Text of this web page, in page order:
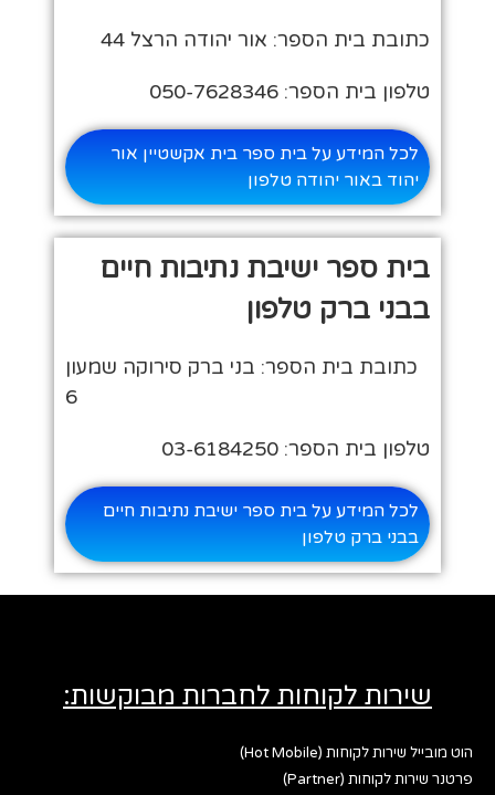
כתובת בית הספר: אור יהודה הרצל 44
טלפון בית הספר: 050-7628346
לכל המידע על בית ספר בית אקשטיין אור
יהוד באור יהודה טלפון
בית ספר ישיבת נתיבות חיים
בבני ברק טלפון
כתובת בית הספר: בני ברק סירוקה שמעון
6
טלפון בית הספר: 03-6184250
לכל המידע על בית ספר ישיבת נתיבות חיים
בבני ברק טלפון
שירות לקוחות לחברות מבוקשות:
הוט מובייל שירות לקוחות (Hot Mobile)
פרטנר שירות לקוחות (Partner)